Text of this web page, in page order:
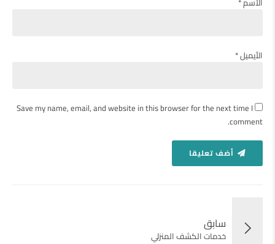
الأيميل *
Save my name, email, and website in this browser for the next time I
comment.
أضف تعليقا
سابق
خدمات الكشف المنزلي